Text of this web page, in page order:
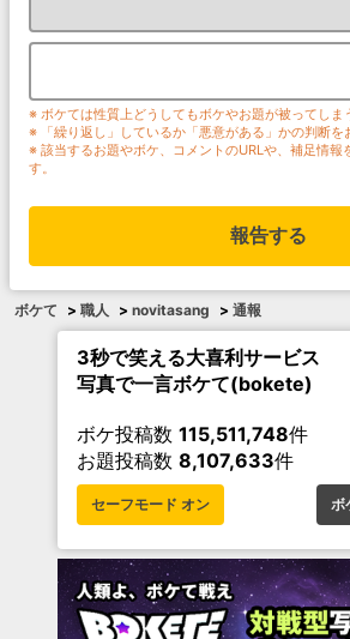
※ ボケては性質上どうしてもボケやお題が被ってしま
※ 「繰り返し」しているか「悪意がある」かの判断を
※ 該当するお題やボケ、コメントのURLや、補足情報
す。
報告する
ボケて > 職人 > novitasang > 通報
3秒で笑える大喜利サービス
写真で一言ボケて(bokete)
ボケ投稿数 115,511,748件
お題投稿数 8,107,633件
セーフモード オン ボ